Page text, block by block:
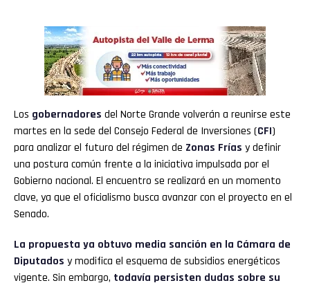
Los gobernadores del Norte Grande volverán a reunirse este
martes en la sede del Consejo Federal de Inversiones (CFI)
para analizar el futuro del régimen de Zonas Frías y definir
una postura común frente a la iniciativa impulsada por el
Gobierno nacional. El encuentro se realizará en un momento
clave, ya que el oficialismo busca avanzar con el proyecto en el
Senado.
La propuesta ya obtuvo media sanción en la Cámara de
Diputados y modifica el esquema de subsidios energéticos
vigente. Sin embargo, todavía persisten dudas sobre su